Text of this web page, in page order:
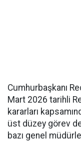
Cumhurbaşkanı
Mart 2026 tarihli
kararları
üst düzey görev
bazı genel